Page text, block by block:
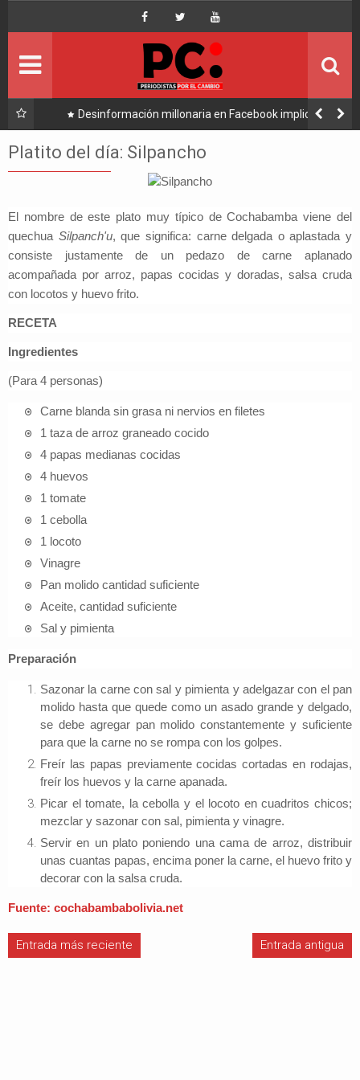
Alto
Desinformación millonaria en Facebook implica a
Manfred y golpea a Tuto y Samuel
Platito del día: Silpancho
El nombre de este plato muy típico de Cochabamba viene del
quechua Silpanch'u, que significa: carne delgada o aplastada y
consiste justamente de un pedazo de carne aplanado
acompañada por arroz, papas cocidas y doradas, salsa cruda
con locotos y huevo frito.
RECETA
Ingredientes
(Para 4 personas)
Carne blanda sin grasa ni nervios en filetes
1 taza de arroz graneado cocido
4 papas medianas cocidas
4 huevos
1 tomate
1 cebolla
1 locoto
Vinagre
Pan molido cantidad suficiente
Aceite, cantidad suficiente
Sal y pimienta
Preparación
Sazonar la carne con sal y pimienta y adelgazar con el pan
molido hasta que quede como un asado grande y delgado,
se debe agregar pan molido constantemente y suficiente
para que la carne no se rompa con los golpes.
Freír las papas previamente cocidas cortadas en rodajas,
freír los huevos y la carne apanada.
Picar el tomate, la cebolla y el locoto en cuadritos chicos;
mezclar y sazonar con sal, pimienta y vinagre.
Servir en un plato poniendo una cama de arroz, distribuir
unas cuantas papas, encima poner la carne, el huevo frito y
decorar con la salsa cruda.
Fuente: cochabambabolivia.net
Entrada más reciente Entrada antigua
Portada
Ultimo
Mundo
Nacional
Lee Más